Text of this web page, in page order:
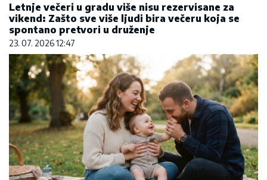
Letnje večeri u gradu više nisu rezervisane za
vikend: Zašto sve više ljudi bira večeru koja se
spontano pretvori u druženje
23. 07. 2026 12:47